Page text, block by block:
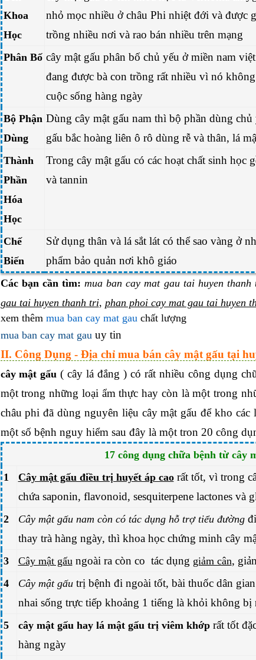
Khoa
Học
nhỏ mọc nhiều ở châu Phi nhiệt đới và được
trồng nhiều nơi và rao bán nhiều trên mạng
Phân Bố cây mật gấu phân bố chủ yếu ở miền nam
đang được bà con trồng rất nhiều vì nó
cuộc sống hàng ngày
Bộ Phận
Dùng
Dùng cây mật gấu nam thì bộ phần dùng
gấu bắc hoàng liên ô rô dùng rễ và thân, lá
Thành
Phần
Hóa
Học
Trong cây mật gấu có các hoạt chất sinh
và tannin
Chế
Biến
Sử dụng thân và lá sắt lát có thể sao vàng ở
phẩm bảo quản nơi khô giáo
Các bạn cần tìm: mua ban cay mat gau tai huyen thanh
gau tai huyen thanh tri, phan phoi cay mat gau tai huyen
xem thêm mua ban cay mat gauchất lượng
mua ban cay mat gau uy tin
II. Công Dụng - Địa chỉ mua bán cây mật gấu tại
cây mật gấu ( cây lá đắng ) có rất nhiều công dụng
một trong những loại ẩm thực hay còn là một trong
châu phi đã dùng nguyên liệu cây mật gấu để kho
một số bệnh nguy hiểm sau đây là một tron 20 công
17 công dụng chữa bệnh từ cây
1
Cây mật gấu điều trị huyết áp caorất tốt, vì trong
chứa saponin, flavonoid, sesquiterpene lactones và
2 Cây mật gấu nam còn có tác dụng hỗ trợ tiểu đường
thay trà hàng ngày, thì khoa học chứng minh cây
3 Cây mật gấu ngoài ra còn co tác dụng giảm cân,
4 Cây mật gấutrị bệnh đi ngoài tốt, bài thuốc dân
nhai sống trực tiếp khoảng 1 tiếng là khỏi không bị
5 cây mật gấu hay lá mật gấu trị viêm khớprất tốt
hàng ngày